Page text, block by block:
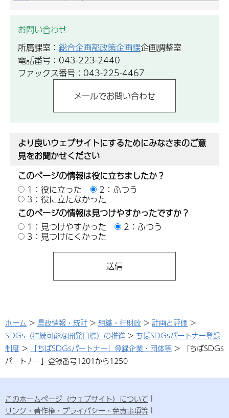
お問い合わせ
所属課室： 総合企画部政策企画課企画調整室
電話番号：043-223-2440
ファックス番号：043-225-4467
より良いウェブサイトにするためにみなさまのご意
見をお聞かせください
このページの情報は役に立ちましたか？
1：役に立った
2：ふつう
3：役に立たなかった
このページの情報は見つけやすかったですか？
1：見つけやすかった
2：ふつう
3：見つけにくかった
ホーム > 県政情報・統計 > 組織・行財政 > 計画と評価 >
SDGs（持続可能な開発目標）の推進 > ちばSDGsパートナー登録
制度 > 「ちばSDGsパートナー」登録企業・団体等 > 「ちばSDGs
パートナー」登録番号1201から1250
このホームページ（ウェブサイト）について
リンク・著作権・プライバシー・免責事項等